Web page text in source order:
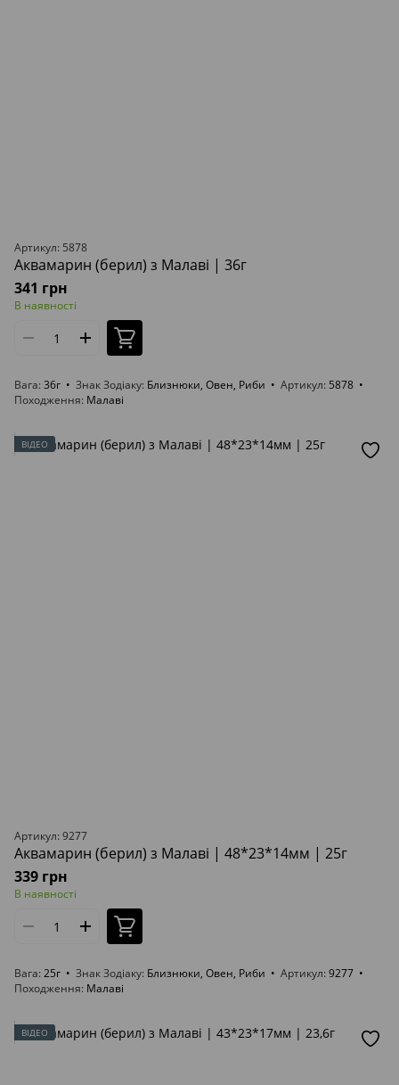
Артикул: 5878
Аквамарин (берил) з Малаві | 36г
341 грн
В наявності
Вага 36г Знак Зодіаку Близнюки, Овен, Риби Артикул 5878
Походження Малаві
ВІДЕО
Артикул: 9277
Аквамарин (берил) з Малаві | 48*23*14мм | 25г
339 грн
В наявності
Вага 25г Знак Зодіаку Близнюки, Овен, Риби Артикул 9277
Походження Малаві
ВІДЕО